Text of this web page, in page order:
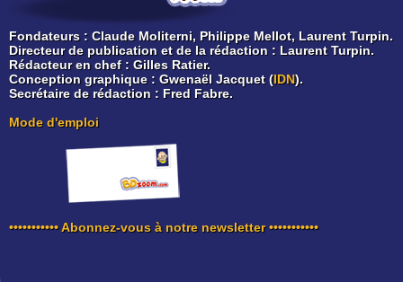
Fondateurs : Claude Moliterni, Philippe Mellot, Laurent Turpin.
Directeur de publication et de la rédaction : Laurent Turpin.
Rédacteur en chef: Gilles Ratier.
Conception graphique: Gwenaël Jacquet (IDN).
Secrétaire de rédaction : Fred Fabre.
Mode d'emploi
••••••••••• Abonnez-vous à notre newsletter •••••••••••